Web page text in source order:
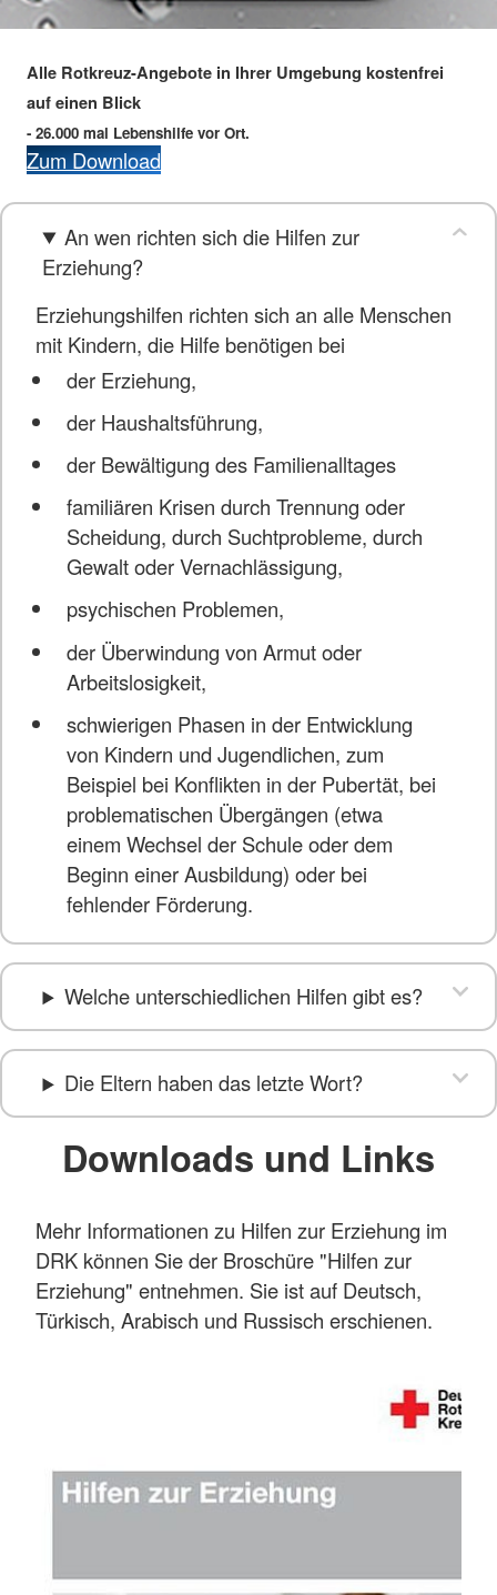
Alle Rotkreuz-Angebote in Ihrer Umgebung kostenfrei
auf einen Blick
- 26.000 mal Lebenshilfe vor Ort.
Zum Download
An wen richten sich die Hilfen zur
Erziehung?
Erziehungshilfen richten sich an alle Menschen
mit Kindern, die Hilfe benötigen bei
der Erziehung,
der Haushaltsführung,
der Bewältigung des Familienalltages
familiären Krisen durch Trennung oder
Scheidung, durch Suchtprobleme, durch
Gewalt oder Vernachlässigung,
psychischen Problemen,
der Überwindung von Armut oder
Arbeitslosigkeit,
schwierigen Phasen in der Entwicklung
von Kindern und Jugendlichen, zum
Beispiel bei Konflikten in der Pubertät, bei
problematischen Übergängen (etwa
einem Wechsel der Schule oder dem
Beginn einer Ausbildung) oder bei
fehlender Förderung.
Welche unterschiedlichen Hilfen gibt es?
Die Eltern haben das letzte Wort?
Downloads und Links
Mehr Informationen zu Hilfen zur Erziehung im
DRK können Sie der Broschüre "Hilfen zur
Erziehung" entnehmen. Sie ist auf Deutsch,
Türkisch, Arabisch und Russisch erschienen.